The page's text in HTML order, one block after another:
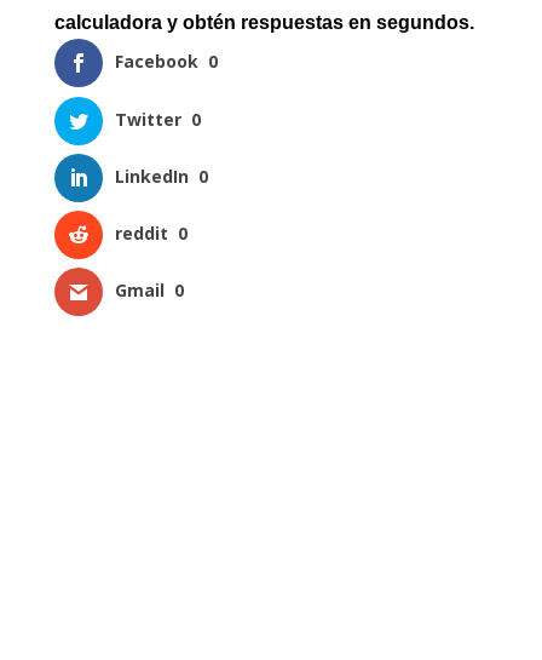
calculadora y obtén respuestas en segundos.
Facebook 0
Twitter 0
LinkedIn 0
reddit 0
Gmail 0